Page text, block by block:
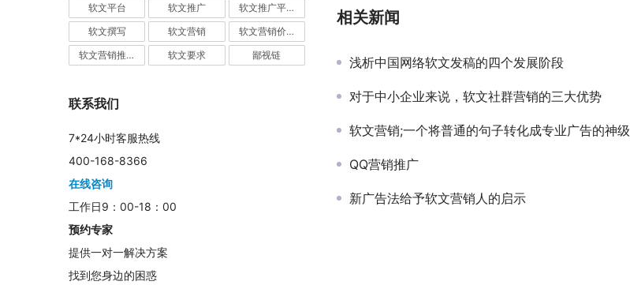
相关新闻
浅析中国网络软文发稿的四个发展阶段
对于中小企业来说，软文社群营销的三大优势
软文营销;一个将普通的句子转化成专业广告的神级工具
QQ营销推广
新广告法给予软文营销人的启示
软文平台 软文推广 软文推广平台
软文撰写 软文营销 软文营销价值
软文营销推广 软文要求 鄙视链
联系我们
7*24小时客服热线
400-168-8366
在线咨询
工作日9：00-18：00
预约专家
提供一对一解决方案
找到您身边的困惑